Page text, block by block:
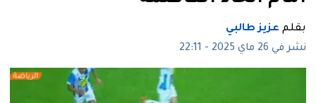
بقلم عزيز طالبي
نشر في 26 ماي 2025 - 22:11